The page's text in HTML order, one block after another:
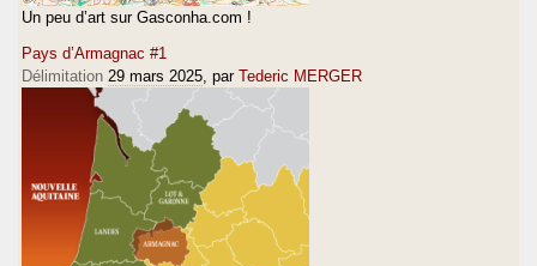
Un peu d’art sur Gasconha.com !
Pays d’Armagnac #1
Délimitation 29 mars 2025 , par Tederic MERGER